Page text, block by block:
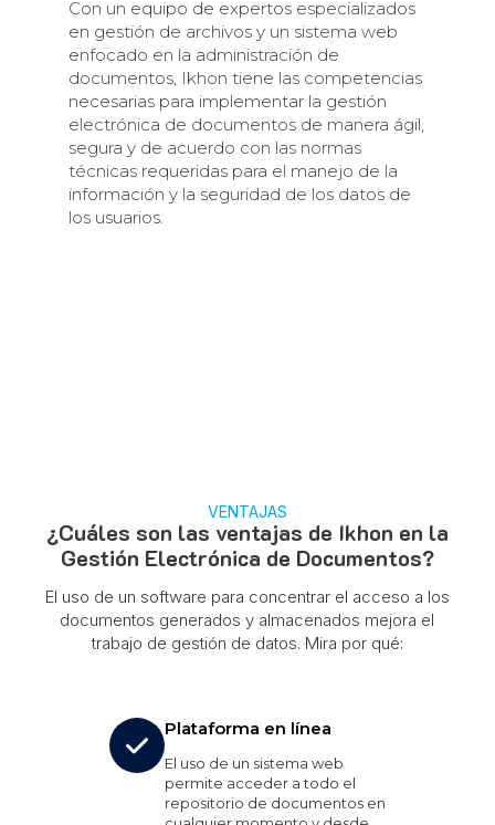
Con un equipo de expertos especializados
en gestión de archivos y un sistema web
enfocado en la administración de
documentos, Ikhon tiene las competencias
necesarias para implementar la gestión
electrónica de documentos de manera ágil,
segura y de acuerdo con las normas
técnicas requeridas para el manejo de la
información y la seguridad de los datos de
los usuarios.
VENTAJAS
¿Cuáles son las ventajas de Ikhon en la
Gestión Electrónica de Documentos?
El uso de un software para concentrar el acceso a los
documentos generados y almacenados mejora el
trabajo de gestión de datos. Mira por qué:
Plataforma en línea
El uso de un sistema web
permite acceder a todo el
repositorio de documentos en